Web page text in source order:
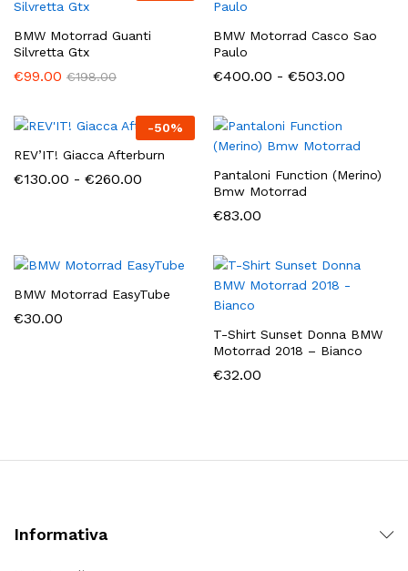
BMW Motorrad Guanti
Silvretta Gtx
€99.00 €198.00
BMW Motorrad Casco Sao
Paulo
€400.00 - €503.00
a
-50%
REV’IT! Giacca Afterburn
€130.00 - €260.00
€260.00
Pantaloni Function (Merino)
Bmw Motorrad
€83.00
BMW Motorrad EasyTube
€30.00
T-Shirt Sunset Donna BMW
Motorrad 2018 – Bianco
€32.00
Informativa